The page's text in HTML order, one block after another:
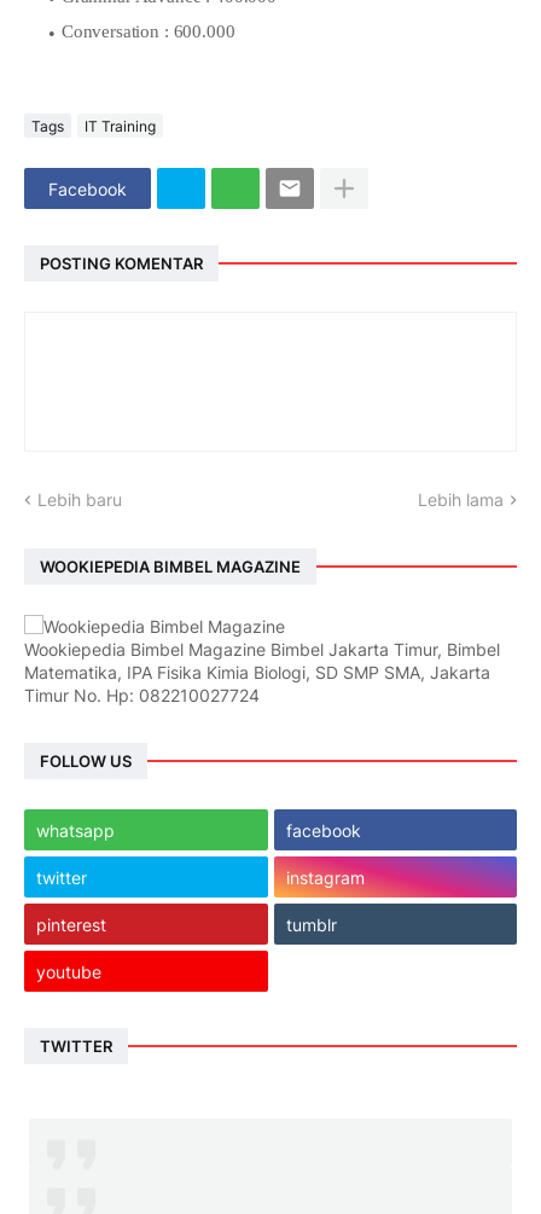
Conversation : 600.000
Tags IT Training
Facebook
POSTING KOMENTAR
Lebih baru Lebih lama
WOOKIEPEDIA BIMBEL MAGAZINE
Wookiepedia Bimbel Magazine Bimbel Jakarta Timur, Bimbel
Matematika, IPA Fisika Kimia Biologi, SD SMP SMA, Jakarta
Timur No. Hp: 082210027724
FOLLOW US
whatsapp facebook
twitter instagram
pinterest tumblr
youtube
TWITTER